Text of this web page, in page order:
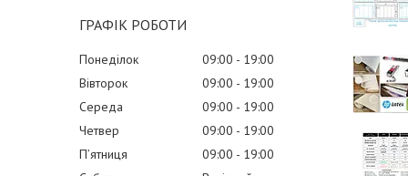
ГРАФІК РОБОТИ
Понеділок 09:00
19:00
Вівторок
09:00
19:00
Середа
09:00
19:00
Четвер
09:00
19:00
Пʼятниця
09:00
19:00